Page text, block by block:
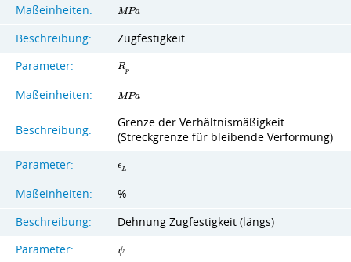
Maßeinheiten: MPa
Beschreibung:
Zugfestigkeit
Parameter:
Rp
Maßeinheiten: MPa
Beschreibung:
Grenze der Verhältnismäßigkeit
(Streckgrenze für bleibende Verformung)
Parameter:
ϵL
Maßeinheiten:
%
Beschreibung:
Dehnung Zugfestigkeit (längs)
Parameter:
ψ